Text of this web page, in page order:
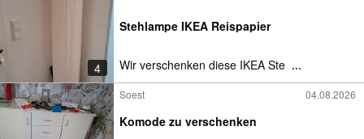
4
Stehlampe IKEA Reispapier
Wir verschenken diese IKEA Ste ...
Soest 04.08.2026
Komode zu verschenken